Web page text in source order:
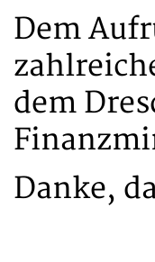
Dem
dem
Danke,